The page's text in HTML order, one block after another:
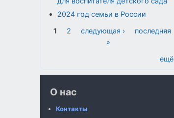
2024 год семьи в России
Страницы
1 2 следующая ›
последняя
»
ещё
О нас
Контакты